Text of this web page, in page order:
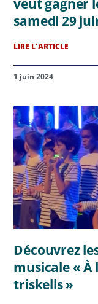
veut gagner
samedi 29
LIRE L'ARTICLE
1 juin 2024
Découvrez
musicale « À
triskells »